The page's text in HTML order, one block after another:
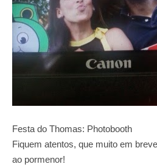
Festa do Thomas: Photobooth
Fiquem atentos, que muito em
ao pormenor!